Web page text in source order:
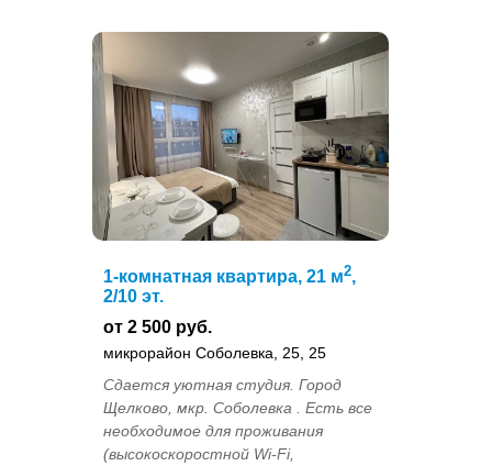
1-комнатная квартира, 21 м2,
2/10 эт.
от 2 500 руб.
микрорайон Соболевка, 25, 25
Сдается уютная студия. Город
Щелково, мкр. Соболевка . Есть все
необходимое для проживания
(высокоскоростной Wi-Fi,